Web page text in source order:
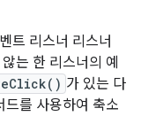
트 리스너 리스너
는 한 리스너의 예
가 있는 다
드를 사용하여 축소